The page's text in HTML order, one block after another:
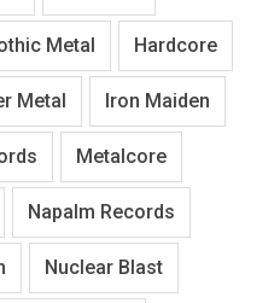
Metal Hardcore
Metal Iron Maiden
Metalcore
Napalm Records
Nuclear Blast